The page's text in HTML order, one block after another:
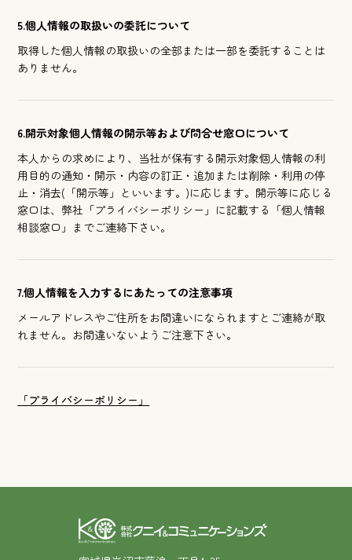
5.個人情報の取扱いの委託について
取得した個人情報の取扱いの全部または一部を委託することは
ありません。
6.開示対象個人情報の開示等および問合せ窓口について
本人からの求めにより、当社が保有する開示対象個人情報の利
用目的の通知・開示・内容の訂正・追加または削除・利用の停
止・消去(「開示等」といいます。)に応じます。開示等に応じる
窓口は、弊社「プライバシーポリシー」に記載する「個人情報
相談窓口」までご連絡下さい。
7.個人情報を入力するにあたっての注意事項
メールアドレスやご住所をお間違いになられますとご連絡が取
れません。お間違いないようご注意下さい。
「プライバシーポリシー」